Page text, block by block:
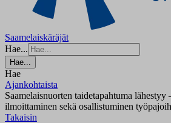
Saamelaiskäräjät
Hae...
Hae...
Hae
Ajankohtaista
Saamelaisnuorten taidetapahtuma lähestyy
ilmoittaminen sekä osallistuminen
Takaisin